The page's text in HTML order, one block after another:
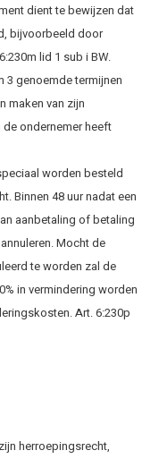
dient te bewijzen dat
bijvoorbeeld door
lid 1 sub i BW.
3 genoemde termijnen
maken van zijn
ondernemer heeft
worden besteld
Binnen 48 uur nadat een
aanbetaling of betaling
Mocht de
te worden zal de
in vermindering worden
Art. 6:230p
herroepingsrecht,